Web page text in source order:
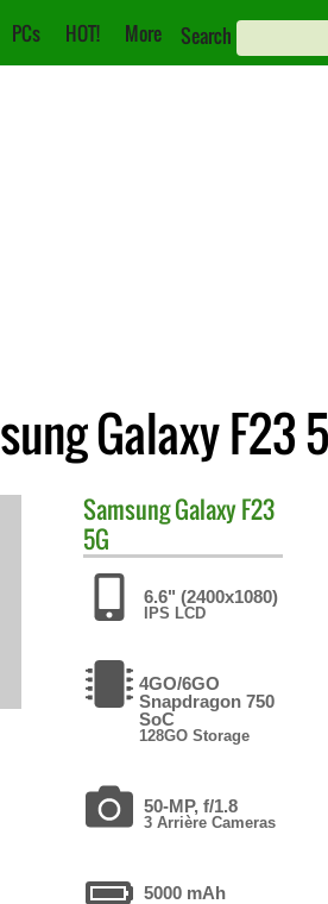
PCs HOT! More Search
Galaxy F23
SamsungGalaxy F23
5G
6.6" (2400x1080)
IPS LCD
4GO/6GO
Snapdragon 750
SoC
128GO Storage
50-MP, f/1.8
3 Arrière Cameras
5000 mAh